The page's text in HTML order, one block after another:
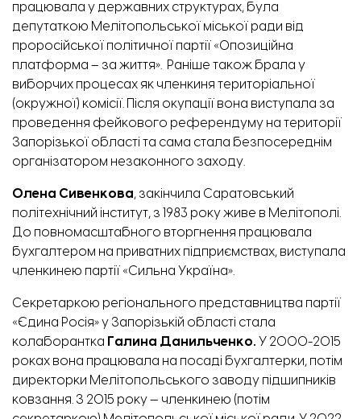
працювала у державних структурах, була
депутаткою Мелітопольської міської ради від
проросійської політичної партії «Опозиційна
платформа – за життя». Раніше також брала у
виборчих процесах як членкиня територіальної
(окружної) комісії. Після окупації вона виступала за
проведення фейкового референдуму на території
Запорізької області та сама стала безпосереднім
організатором незаконного заходу.
Олена Сивенкова, закінчила Саратовський
політехнічний інститут, з 1983 року живе в Мелітополі.
До повномасштабного вторгнення працювала
бухгалтером на приватних підприємствах, виступала
членкинею партії «Сильна Україна».
Секретаркою регіонального представництва партії
«Єдина Росія» у Запорізькій області стала
колаборантка Галина Данильченко. У 2000-2015
роках вона працювала на посаді бухгалтерки, потім
директорки Мелітопольського заводу підшипників
ковзання. З 2015 року — членкинею (потім